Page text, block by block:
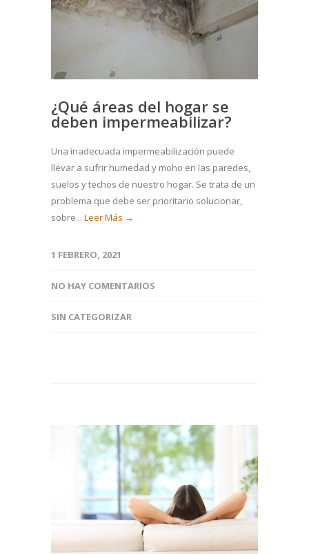
¿Qué áreas del hogar se
deben impermeabilizar?
Una inadecuada impermeabilización puede
llevar a sufrir humedad y moho en las paredes,
suelos y techos de nuestro hogar. Se trata de un
problema que debe ser prioritario solucionar,
sobre... Leer Más →
1 FEBRERO, 2021
NO HAY COMENTARIOS
SIN CATEGORIZAR